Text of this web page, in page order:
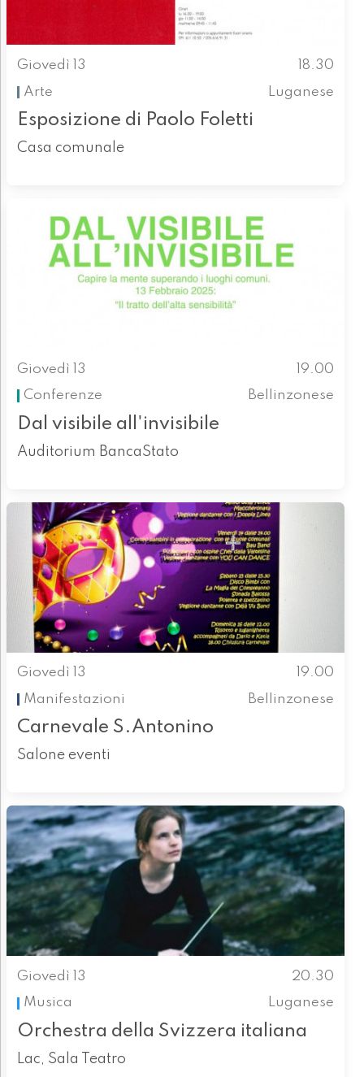
Giovedì 13
18.30
Arte
Luganese
Esposizione di Paolo Foletti
Casa comunale
Giovedì 13
19.00
Conferenze
Bellinzonese
Dal visibile all'invisibile
Auditorium BancaStato
Giovedì 13
19.00
Manifestazioni
Bellinzonese
Carnevale S.Antonino
Salone eventi
Giovedì 13
20.30
Musica
Luganese
Orchestra della Svizzera italiana
Lac, Sala Teatro